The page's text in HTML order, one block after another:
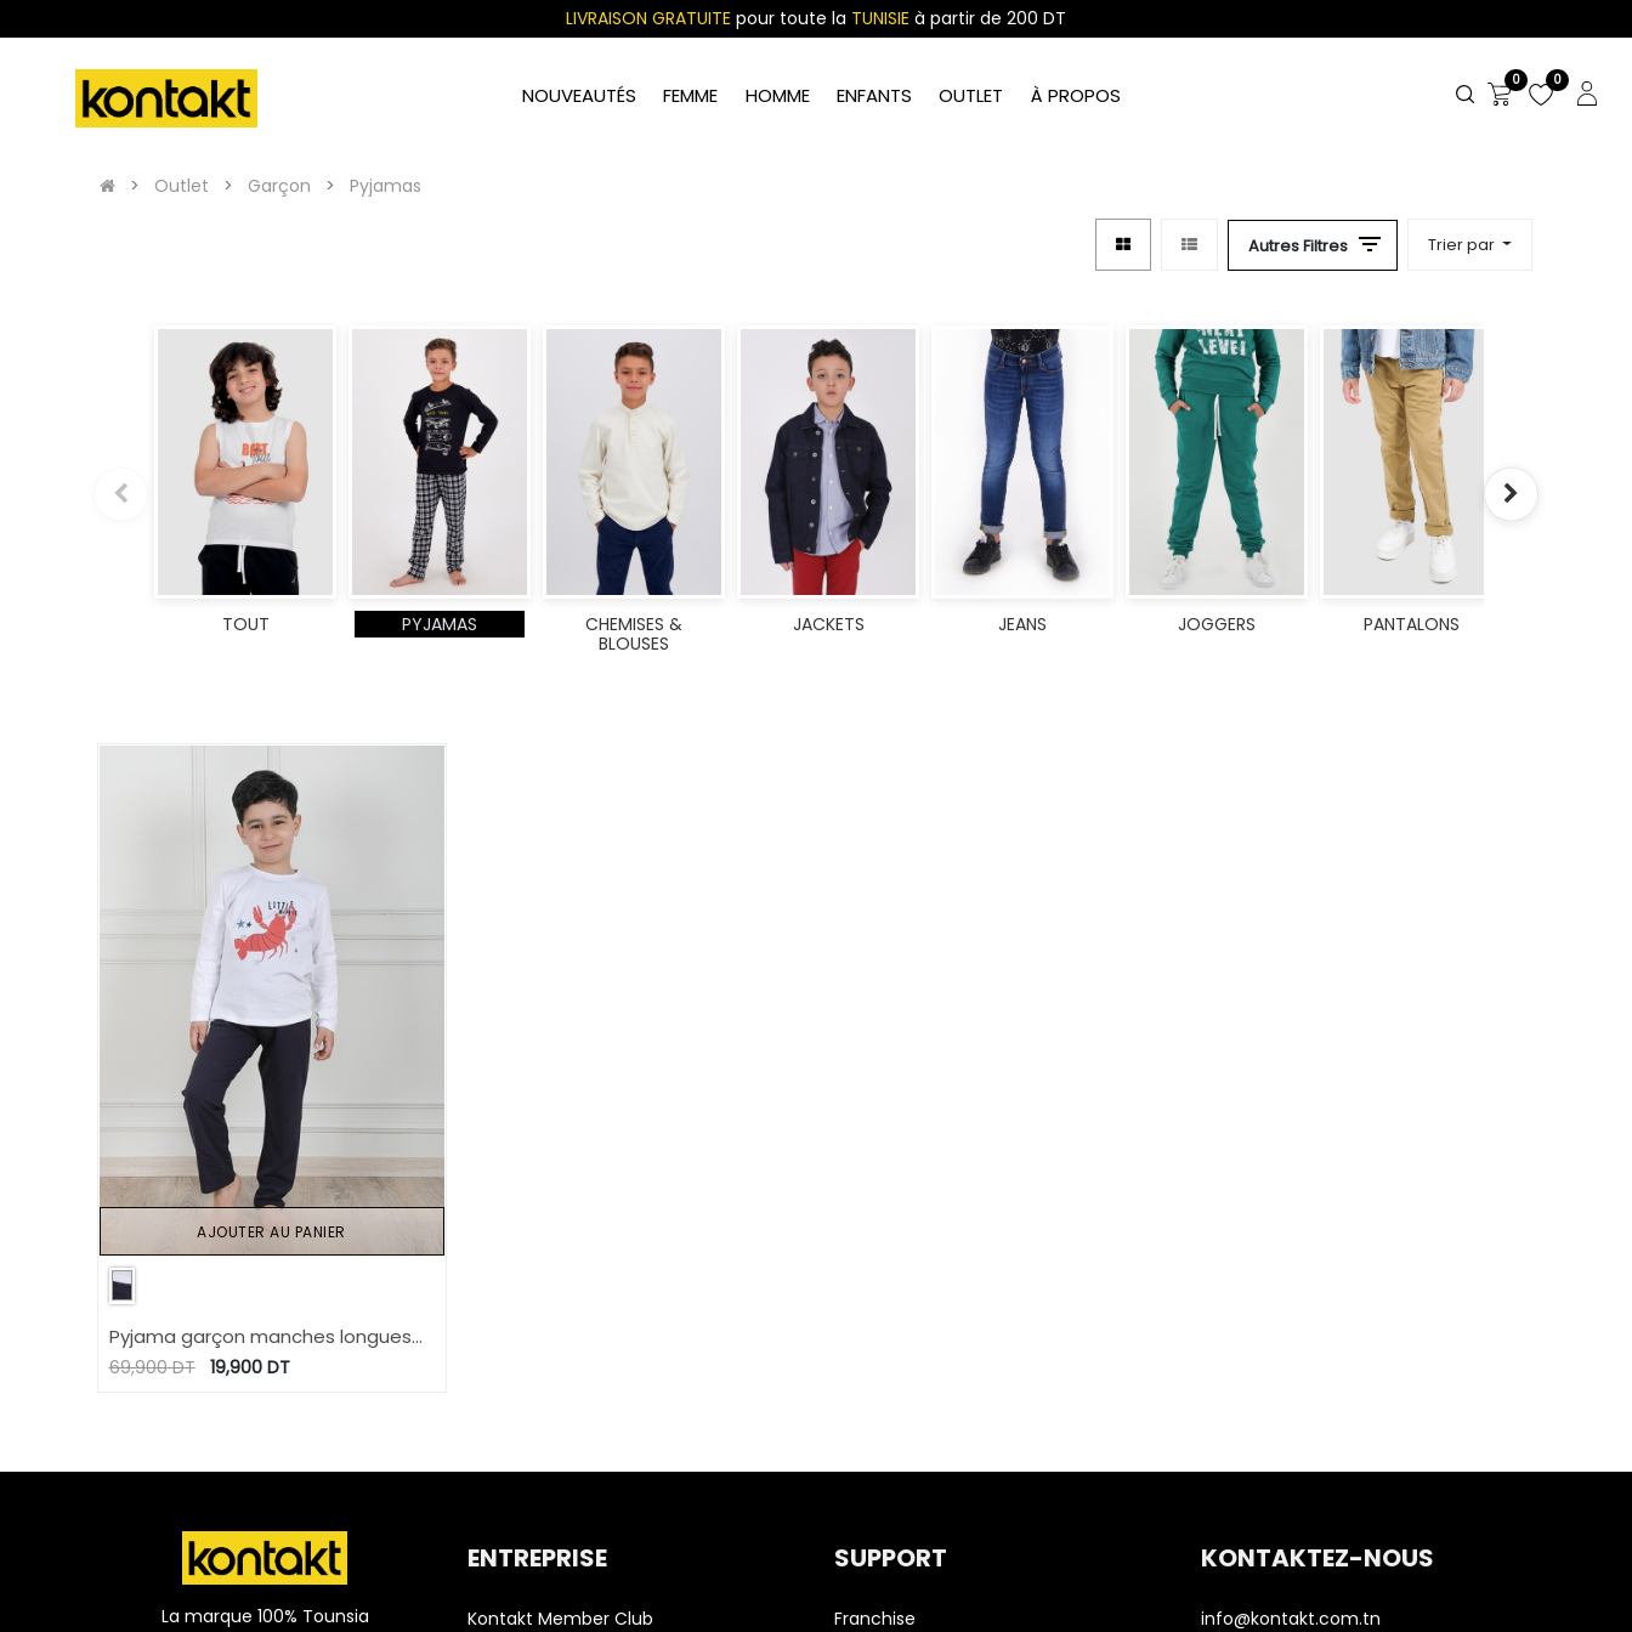
LIVRAISON GRATUITE pour toute la TUNISIE à partir de 200 DT
NOUVEAUTÉS FEMME HOMME ENFANTS OUTLET À PROPOS
0 0
Outlet Garçon Pyjamas
Trier par
Autres Filtres
TOUT PYJAMAS
CHEMISES &
BLOUSES
JACKETS JEANS JOGGERS PANTALONS
Pyjama garçon manches longues
LITTLE NIPPER
69,900DT 19,900DT
AJOUTER AU PANIER
La marque 100% Tounsia
ENTREPRISE
Kontakt Member Club
SUPPORT
Franchise
KONTAKTEZ-NOUS
info@kontakt.com.tn